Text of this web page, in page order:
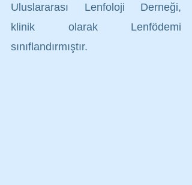
Uluslararası Lenfoloji Derneği,
klinik olarak Lenfödemi
sınıflandırmıştır.